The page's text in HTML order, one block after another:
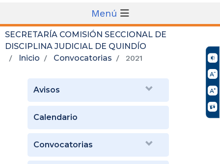
Menú
SECRETARÍA COMISIÓN SECCIONAL DE
DISCIPLINA JUDICIAL DE QUINDÍO
Inicio
Convocatorias 2021
Avisos
Calendario
Convocatorias